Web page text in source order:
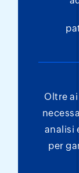
Oltre
analisi
per